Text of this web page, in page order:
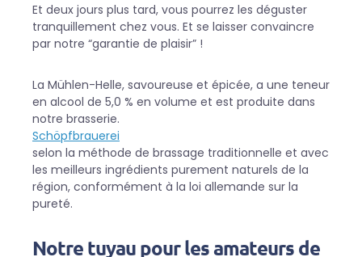
Et deux jours plus tard, vous pourrez les déguster
tranquillement chez vous. Et se laisser convaincre
par notre “garantie de plaisir” !
La Mühlen-Helle, savoureuse et épicée, a une teneur
en alcool de 5,0 % en volume et est produite dans
notre brasserie.
Schöpfbrauerei
selon la méthode de brassage traditionnelle et avec
les meilleurs ingrédients purement naturels de la
région, conformément à la loi allemande sur la
pureté.
Notre tuyau pour les amateurs de